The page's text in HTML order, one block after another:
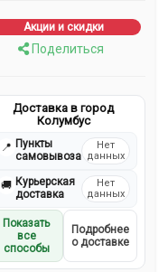
Акции и скидки
Поделиться
Доставка в город
Колумбус
📍 Пункты
самовывоза
Нет
данных
🚚 Курьерская
доставка
Нет
данных
Показать
все
способы
Подробнее
о доставке